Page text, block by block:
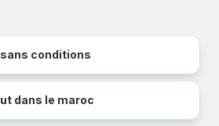
conditions
dans le maroc